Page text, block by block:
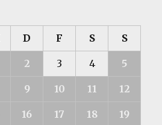
D F S S
2 3 4 5
9 10 11 12
16 17 18 19